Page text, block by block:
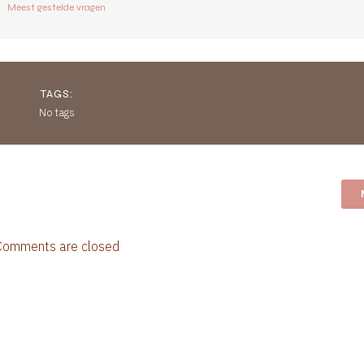
Meest gestelde vragen
TAGS:
No tags
are closed